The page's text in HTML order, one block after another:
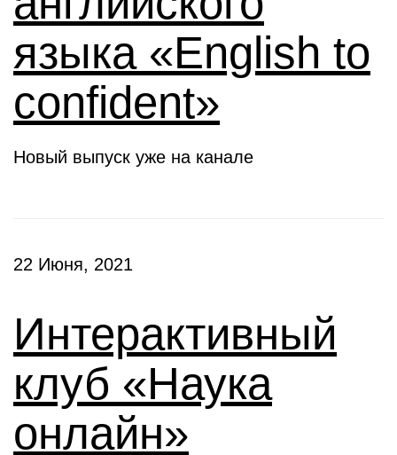
языка «English to
confident»
Новый выпуск уже на канале
22 Июня, 2021
Интерактивный
клуб «Наука
онлайн»